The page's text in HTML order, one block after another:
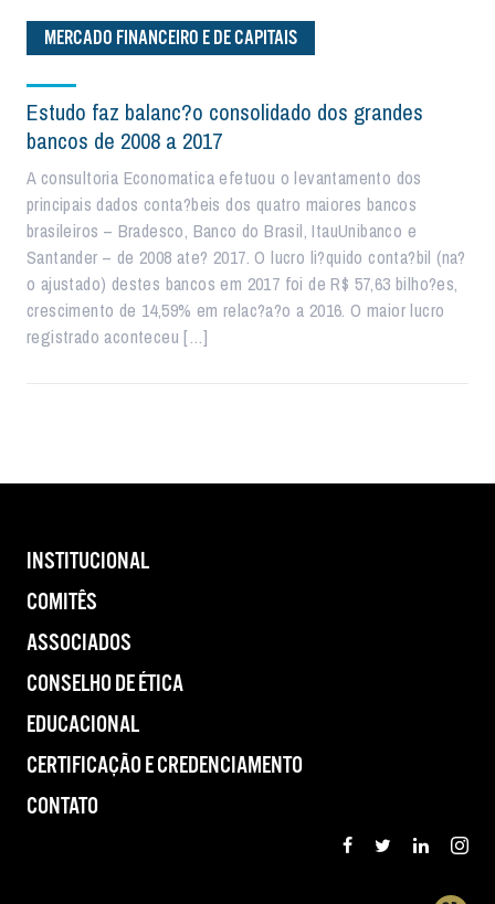
MERCADO FINANCEIRO E DE CAPITAIS
Estudo faz balanc?o consolidado dos grandes
bancos de 2008 a 2017
A consultoria Economatica efetuou o levantamento dos
principais dados conta?beis dos quatro maiores bancos
brasileiros – Bradesco, Banco do Brasil, ItauUnibanco e
Santander – de 2008 ate? 2017. O lucro li?quido conta?bil (na?
o ajustado) destes bancos em 2017 foi de R$ 57,63 bilho?es,
crescimento de 14,59% em relac?a?o a 2016. O maior lucro
registrado aconteceu […]
INSTITUCIONAL
COMITÊS
ASSOCIADOS
CONSELHO DE ÉTICA
EDUCACIONAL
CERTIFICAÇÃO E CREDENCIAMENTO
CONTATO